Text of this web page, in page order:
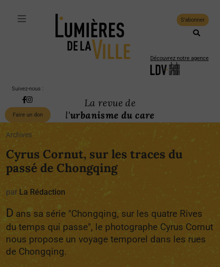
S'abonner
Découvrez notre agence
Suivez-nous :
Faire un don
La revue de
l'urbanisme du care
Archives
Cyrus Cornut, sur les traces du
passé de Chongqing
par La Rédaction
D ans sa série "Chongqing, sur les quatre Rives
du temps qui passe", le photographe Cyrus Cornut
nous propose un voyage temporel dans les rues
de Chongqing.